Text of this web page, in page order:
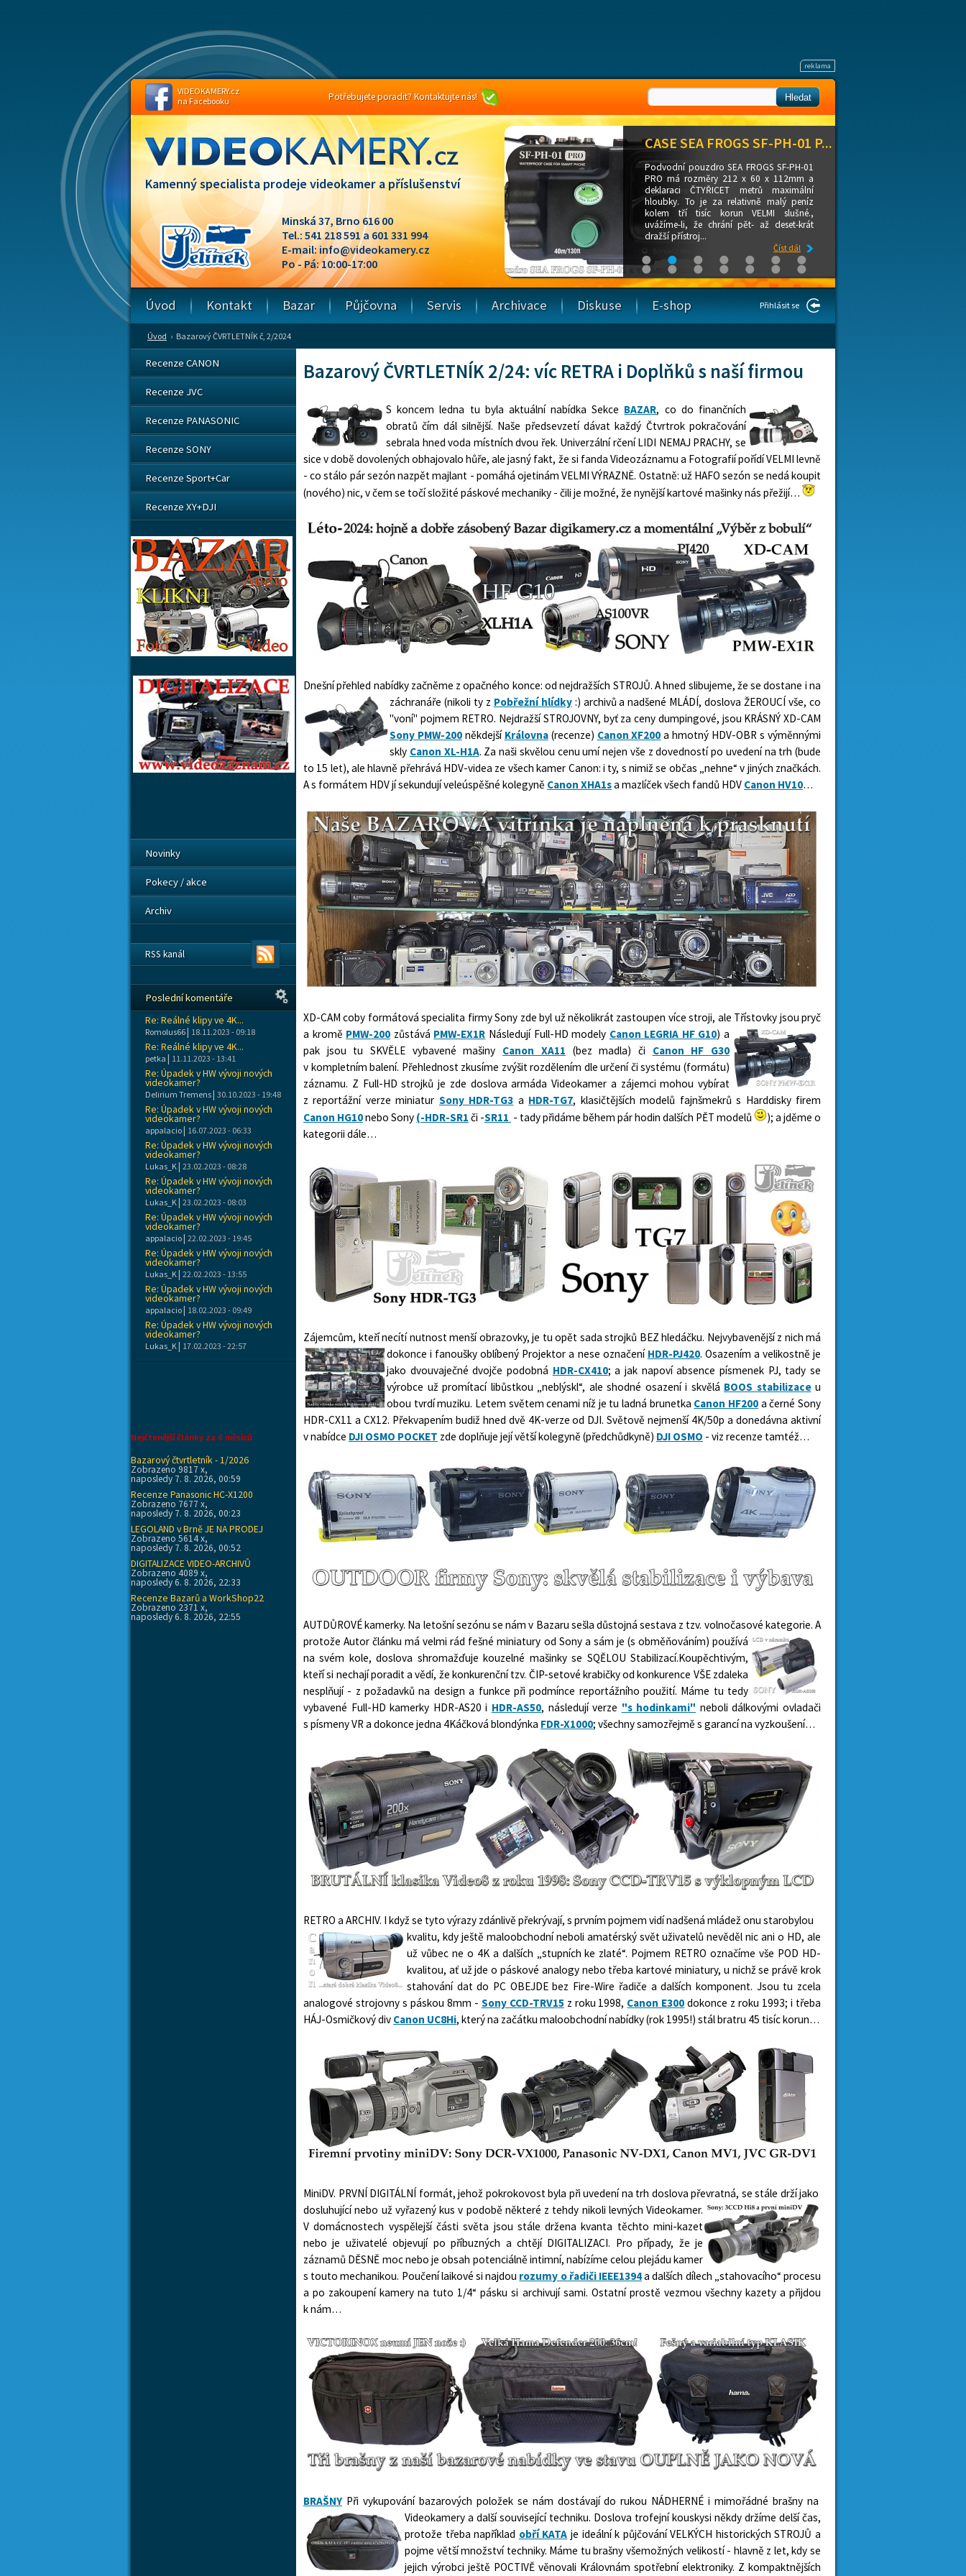
Kamenný specialista prodeje videokamer a příslušenství
Minská 37, Brno 616 00
Tel.: 541 218 591 a 601 331 994
E-mail:info@videokamery.cz
Po - Pá: 10:00-17:00
Úvod › Bazarový ČVRTLETNÍK č, 2/2024
Bazarový ČVRTLETNÍK 2/24: víc RETRA i Doplňků s naší firmou
S koncem ledna tu byla aktuální nabídka Sekce BAZAR, co do finančních
obratů čím dál silnější. Naše předsevzetí dávat každý Čtvrtrok pokračování
sebrala hned voda místních dvou řek. Univerzální rčení LIDI NEMAJ PRACHY, se
sice v době dovolených obhajovalo hůře, ale jasný fakt, že si fanda Videozáznamu a Fotografií pořídí VELMI levně
- co stálo pár sezón nazpět majlant - pomáhá ojetinám VELMI VÝRAZNĚ. Ostatně: už HAFO sezón se nedá koupit
(nového) nic, v čem se točí složité páskové mechaniky - čili je možné, že nynější kartové mašinky nás přežijí…
Dnešní přehled nabídky začněme z opačného konce: od nejdražších STROJŮ. A hned slibujeme, že se dostane i na
záchranáře (nikoli ty z Pobřežní hlídky:) archivů a nadšené MLÁDÍ, doslova ŽEROUCÍ vše, co
"voní" pojmem RETRO. Nejdražší STROJOVNY, byť za ceny dumpingové, jsou KRÁSNÝ XD-CAM
Sony PMW-200někdejší Královna(recenze) Canon XF200 a hmotný HDV-OBR s výměnnými
skly Canon XL-H1A. Za naši skvělou cenu umí nejen vše z dovedností po uvedení na trh (bude
to 15 let), ale hlavně přehrává HDV-videa ze všech kamer Canon: i ty, s nimiž se občas „nehne“ v jiných značkách.
A s formátem HDV jí sekundují veleúspěšné kolegyně Canon XHA1sa mazlíček všech fandů HDV Canon HV10…
XD-CAM coby formátová specialita firmy Sony zde byl už několikrát zastoupen více stroji, ale Třístovky jsou pryč
a kromě PMW-200 zůstává PMW-EX1R Následují Full-HD modely Canon LEGRIA HF G10) a
pak jsou tu SKVĚLE vybavené mašiny Canon XA11 (bez madla) či Canon HF G30
v kompletním balení. Přehlednost zkusíme zvýšit rozdělením dle určení či systému (formátu)
záznamu. Z Full-HD strojků je zde doslova armáda Videokamer a zájemci mohou vybírat
z reportážní verze miniatur Sony HDR-TG3 a HDR-TG7, klasičtějších modelů fajnšmekrů s Harddisky firem
Canon HG10nebo Sony (-HDR-SR1 či -SR11 - tady přidáme během pár hodin dalších PĚT modelů
); a jděme o
kategorii dále…
Zájemcům, kteří necítí nutnost menší obrazovky, je tu opět sada strojků BEZ hledáčku. Nejvybavenější z nich má
dokonce i fanoušky oblíbený Projektor a nese označení HDR-PJ420. Osazením a velikostně je
jako dvouvaječné dvojče podobná HDR-CX410; a jak napoví absence písmenek PJ, tady se
výrobce už promítací libůstkou „neblýskl“, ale shodné osazení i skvělá BOOS stabilizaceu
obou tvrdí muziku. Letem světem cenami níž je tu ladná brunetka Canon HF200 a černé Sony
HDR-CX11 a CX12. Překvapením budiž hned dvě 4K-verze od DJI. Světově nejmenší 4K/50p a donedávna aktivní
v nabídce DJI OSMO POCKET zde doplňuje její větší kolegyně (předchůdkyně) DJI OSMO - viz recenze tamtéž…
AUTDŮROVÉ kamerky. Na letošní sezónu se nám v Bazaru sešla důstojná sestava z tzv. volnočasové kategorie. A
protože Autor článku má velmi rád fešné miniatury od Sony a sám je (s obměňováním) používá
na svém kole, doslova shromažďuje kouzelné mašinky se SQĚLOU Stabilizací.Koupěchtivým,
kteří si nechají poradit a vědí, že konkurenční tzv. ČIP-setové krabičky od konkurence VŠE zdaleka
nesplňují - z požadavků na design a funkce při podmínce reportážního použití. Máme tu tedy
vybavené Full-HD kamerky HDR-AS20 i HDR-AS50, následují verze "s hodinkami" neboli dálkovými ovladači
s písmeny VR a dokonce jedna 4Káčková blondýnka FDR-X1000; všechny samozřejmě s garancí na vyzkoušení…
RETRO a ARCHIV. I když se tyto výrazy zdánlivě překrývají, s prvním pojmem vidí nadšená mládež onu starobylou
kvalitu, kdy ještě maloobchodní neboli amatérský svět uživatelů nevěděl nic ani o HD, ale
už vůbec ne o 4K a dalších „stupních ke zlaté“. Pojmem RETRO označíme vše POD HD-
kvalitou, ať už jde o páskové analogy nebo třeba kartové miniatury, u nichž se právě krok
stahování dat do PC OBEJDE bez Fire-Wire řadiče a dalších komponent. Jsou tu zcela
analogové strojovny s páskou 8mm - Sony CCD-TRV15 z roku 1998, Canon E300 dokonce z roku 1993; i třeba
HÁJ-Osmičkový div Canon UC8Hi, který na začátku maloobchodní nabídky (rok 1995!) stál bratru 45 tisíc korun…
MiniDV. PRVNÍ DIGITÁLNÍ formát, jehož pokrokovost byla při uvedení na trh doslova převratná, se stále drží jako
dosluhující nebo už vyřazený kus v podobě některé z tehdy nikoli levných Videokamer.
V domácnostech vyspělejší části světa jsou stále držena kvanta těchto mini-kazet
nebo je uživatelé objevují po příbuzných a chtějí DIGITALIZACI. Pro případy, že je
záznamů DĚSNĚ moc nebo je obsah potenciálně intimní, nabízíme celou plejádu kamer
s touto mechanikou. Poučení laikové si najdou rozumy o řadiči IEEE1394a dalších dílech „stahovacího“ procesu
a po zakoupení kamery na tuto 1/4“ pásku si archivují sami. Ostatní prostě vezmou všechny kazety a přijdou
k nám…
BRAŠNYPři vykupování bazarových položek se nám dostávají do rukou NÁDHERNÉ i mimořádné brašny na
Videokamery a další související techniku. Doslova trofejní kouskysi někdy držíme delší čas,
protože třeba například obří KATA je ideální k půjčování VELKÝCH historických STROJŮ a
pojme větší množství techniky. Máme tu brašny všemožných velikostí - hlavně z let, kdy se
jejich výrobci ještě POCTIVĚ věnovali Královnám spotřební elektroniky. Z kompaktnějších
Recenze CANON
Recenze JVC
Recenze PANASONIC
Recenze SONY
Recenze Sport+Car
Recenze XY+DJI
Novinky
Pokecy / akce
Archiv
RSS kanál
Poslední komentáře
Re: Reálné klipy ve 4K...
Romolus66| 18.11.2023 - 09:18
Re: Reálné klipy ve 4K...
petka | 11.11.2023 - 13:41
Re: Úpadek v HW vývoji nových
videokamer?
Delirium Tremens| 30.10.2023 - 19:48
Re: Úpadek v HW vývoji nových
videokamer?
appalacio| 16.07.2023 - 06:33
Re: Úpadek v HW vývoji nových
videokamer?
Lukas_K | 23.02.2023 - 08:28
Re: Úpadek v HW vývoji nových
videokamer?
Lukas_K | 23.02.2023 - 08:03
Re: Úpadek v HW vývoji nových
videokamer?
appalacio| 22.02.2023 - 19:45
Re: Úpadek v HW vývoji nových
videokamer?
Lukas_K | 22.02.2023 - 13:55
Re: Úpadek v HW vývoji nových
videokamer?
appalacio| 18.02.2023 - 09:49
Re: Úpadek v HW vývoji nových
videokamer?
Lukas_K | 17.02.2023 - 22:57
Nejčtenější články za 6 měsíců
Bazarový čtvrtletník - 1/2026
Zobrazeno 9817 x,
naposledy 7. 8. 2026, 00:59
Recenze Panasonic HC-X1200
Zobrazeno 7677 x,
naposledy 7. 8. 2026, 00:23
LEGOLAND v Brně JE NA PRODEJ
Zobrazeno 5614 x,
naposledy 7. 8. 2026, 00:52
DIGITALIZACE VIDEO-ARCHIVŮ
Zobrazeno 4089 x,
naposledy 6. 8. 2026, 22:33
Recenze Bazarů a WorkShop22
Zobrazeno 2371 x,
naposledy 6. 8. 2026, 22:55
Přihlásit se
Úvod Kontakt Bazar Půjčovna Servis Archivace Diskuse E-shop
CASE SEA FROGS SF-PH-01 P...
Podvodní pouzdro SEA FROGS SF-PH-01
PRO má rozměry 212 x 60 x 112mm a
deklaraci ČTYŘICET metrů maximální
hloubky. To je za relativně malý peníz
kolem tří tisíc korun VELMI slušné.,
uvážíme-li, že chrání pět- až deset-krát
dražší přístroj...
Číst dál
VIDEOKAMERY.cz
na Facebooku
Potřebujete poradit? Kontaktujte nás!